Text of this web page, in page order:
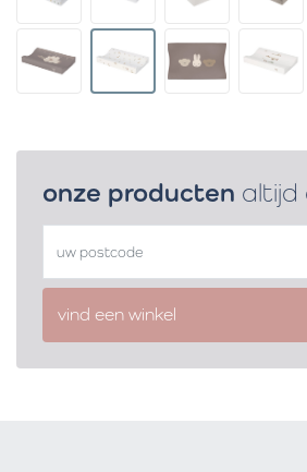
onze producten altijd
vind een winkel